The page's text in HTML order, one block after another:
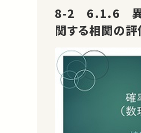
8-2 6.1.6 異
関する相関の